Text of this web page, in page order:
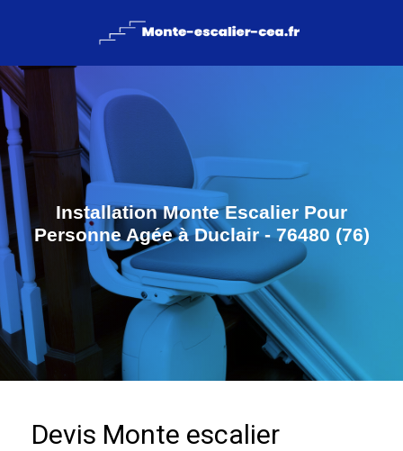
Installation Monte Escalier Pour
Personne Agée à Duclair - 76480 (76)
Devis Monte escalier